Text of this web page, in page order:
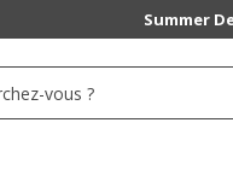
Summer